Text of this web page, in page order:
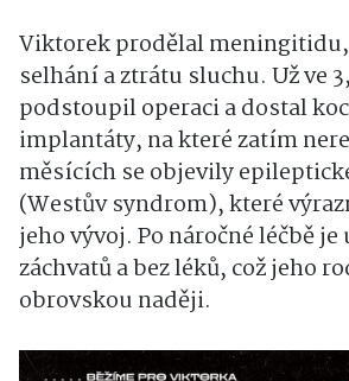
Viktorek prodělal
selhání a ztrátu sluchu. Už ve
podstoupil operaci a dostal
implantáty, na které zatím
měsících se objevily
(Westův syndrom), které
jeho vývoj. Po náročné léčbě je
záchvatů a bez léků, což jeho
obrovskou naději.